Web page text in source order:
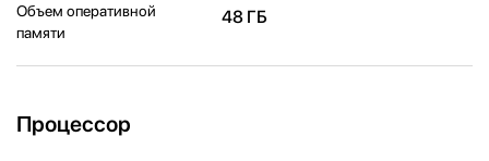
Объем оперативной
памяти
48 ГБ
Процессор